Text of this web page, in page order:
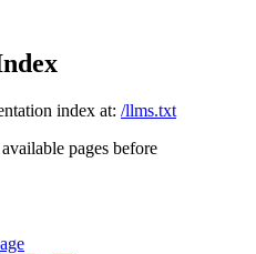
index at: /llms.txt
pages before